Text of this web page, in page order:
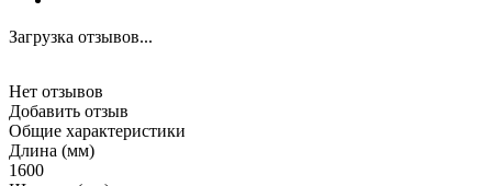
Загрузка отзывов...
Нет отзывов
Добавить отзыв
Общие характеристики
Длина (мм)
1600